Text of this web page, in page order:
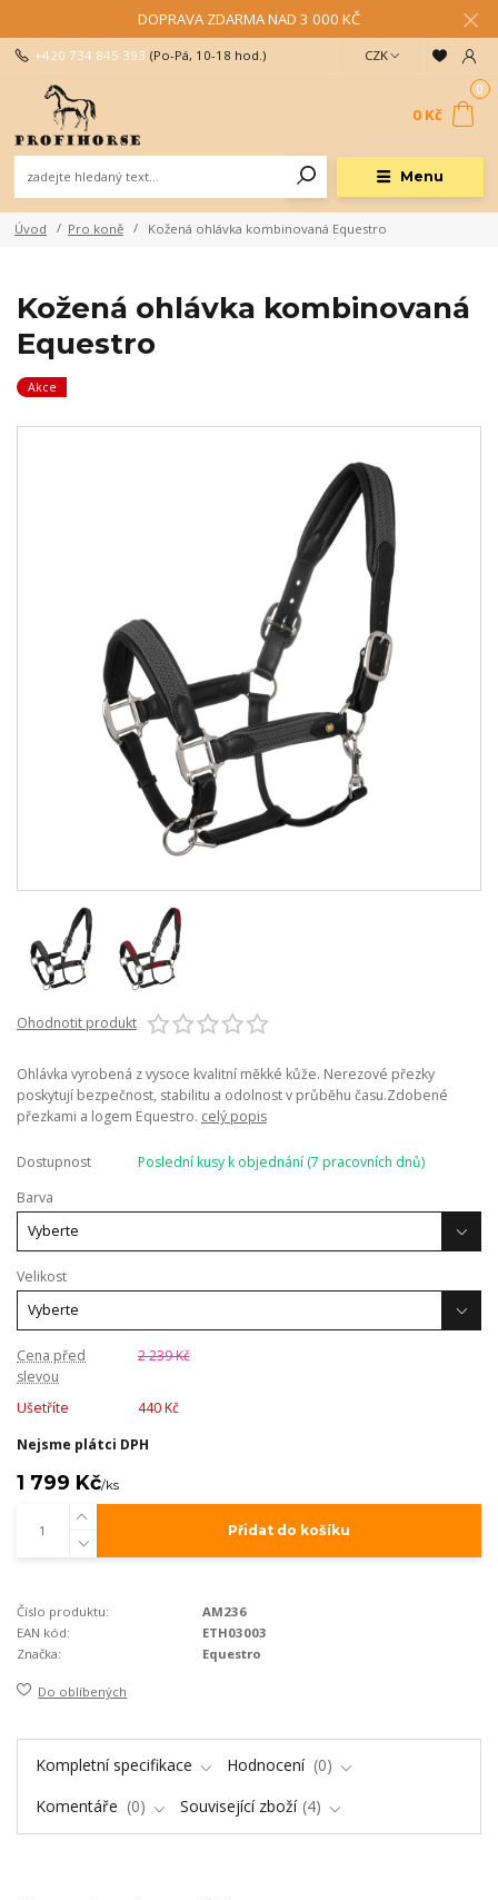
DOPRAVA ZDARMA NAD 3 000 KČ
Menu
CZK
+420 734 845 393 (Po-Pá, 10-18 hod.)
0
0 Kč
Úvod Pro koně Kožená ohlávka kombinovaná Equestro
Kožená ohlávka kombinovaná
Equestro
Akce
Ohodnotit produkt
Ohlávka vyrobená z vysoce kvalitní měkké kůže. Nerezové přezky
poskytují bezpečnost, stabilitu a odolnost v průběhu času.Zdobené
přezkami a logem Equestro. celý popis
Dostupnost
Poslední kusy k objednání (7 pracovních dnů)
Barva
Velikost
Cena před
slevou
2 239 Kč
Ušetříte
440 Kč
Nejsme plátci DPH
1 799 Kč/ks
Přidat do košíku
Číslo produktu:
AM236
EAN kód:
ETH03003
Značka:
Equestro
Do oblíbených
Kompletní specifikace Hodnocení
0
Komentáře
0 Související zboží 4